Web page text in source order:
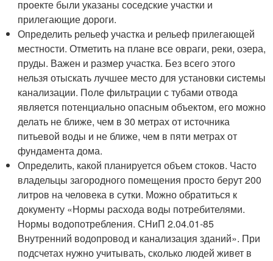
проекте были указаны соседские участки и
прилегающие дороги.
Определить рельеф участка и рельеф прилегающей
местности. Отметить на плане все овраги, реки, озера,
пруды. Важен и размер участка. Без всего этого
нельзя отыскать лучшее место для установки системы
канализации. Поле фильтрации с тубами отвода
является потенциально опасным объектом, его можно
делать не ближе, чем в 30 метрах от источника
питьевой воды и не ближе, чем в пяти метрах от
фундамента дома.
Определить, какой планируется объем стоков. Часто
владельцы загородного помещения просто берут 200
литров на человека в сутки. Можно обратиться к
документу «Нормы расхода воды потребителями.
Нормы водопотребления. СНиП 2.04.01-85
Внутренний водопровод и канализация зданий». При
подсчетах нужно учитывать, сколько людей живет в